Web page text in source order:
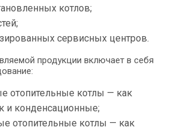
котлов;
сервисных центров.
продукции включает в себя
отопительные котлы — как
и конденсационные;
отопительные котлы — как